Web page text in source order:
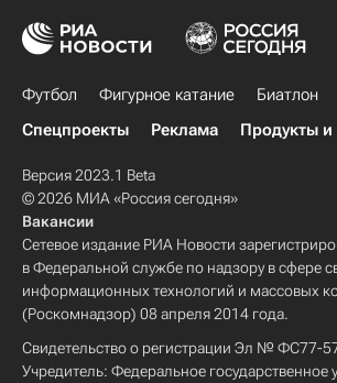
Футбол Фигурное катание Биатлон
Спецпроекты
Реклама Продукты и
Версия 2023.1 Beta
© 2026 МИА «Россия сегодня»
Вакансии
Сетевое издание РИА Новости
в Федеральной службе по надзору в сфере
информационных технологий и массовых
(Роскомнадзор) 08 апреля 2014 года.
Свидетельство о регистрации Эл № ФС77-
Учредитель: Федеральное государственное